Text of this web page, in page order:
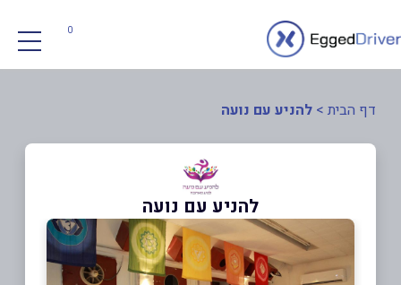
0
דף הבית > להניע עם נועה
להניע עם נועה